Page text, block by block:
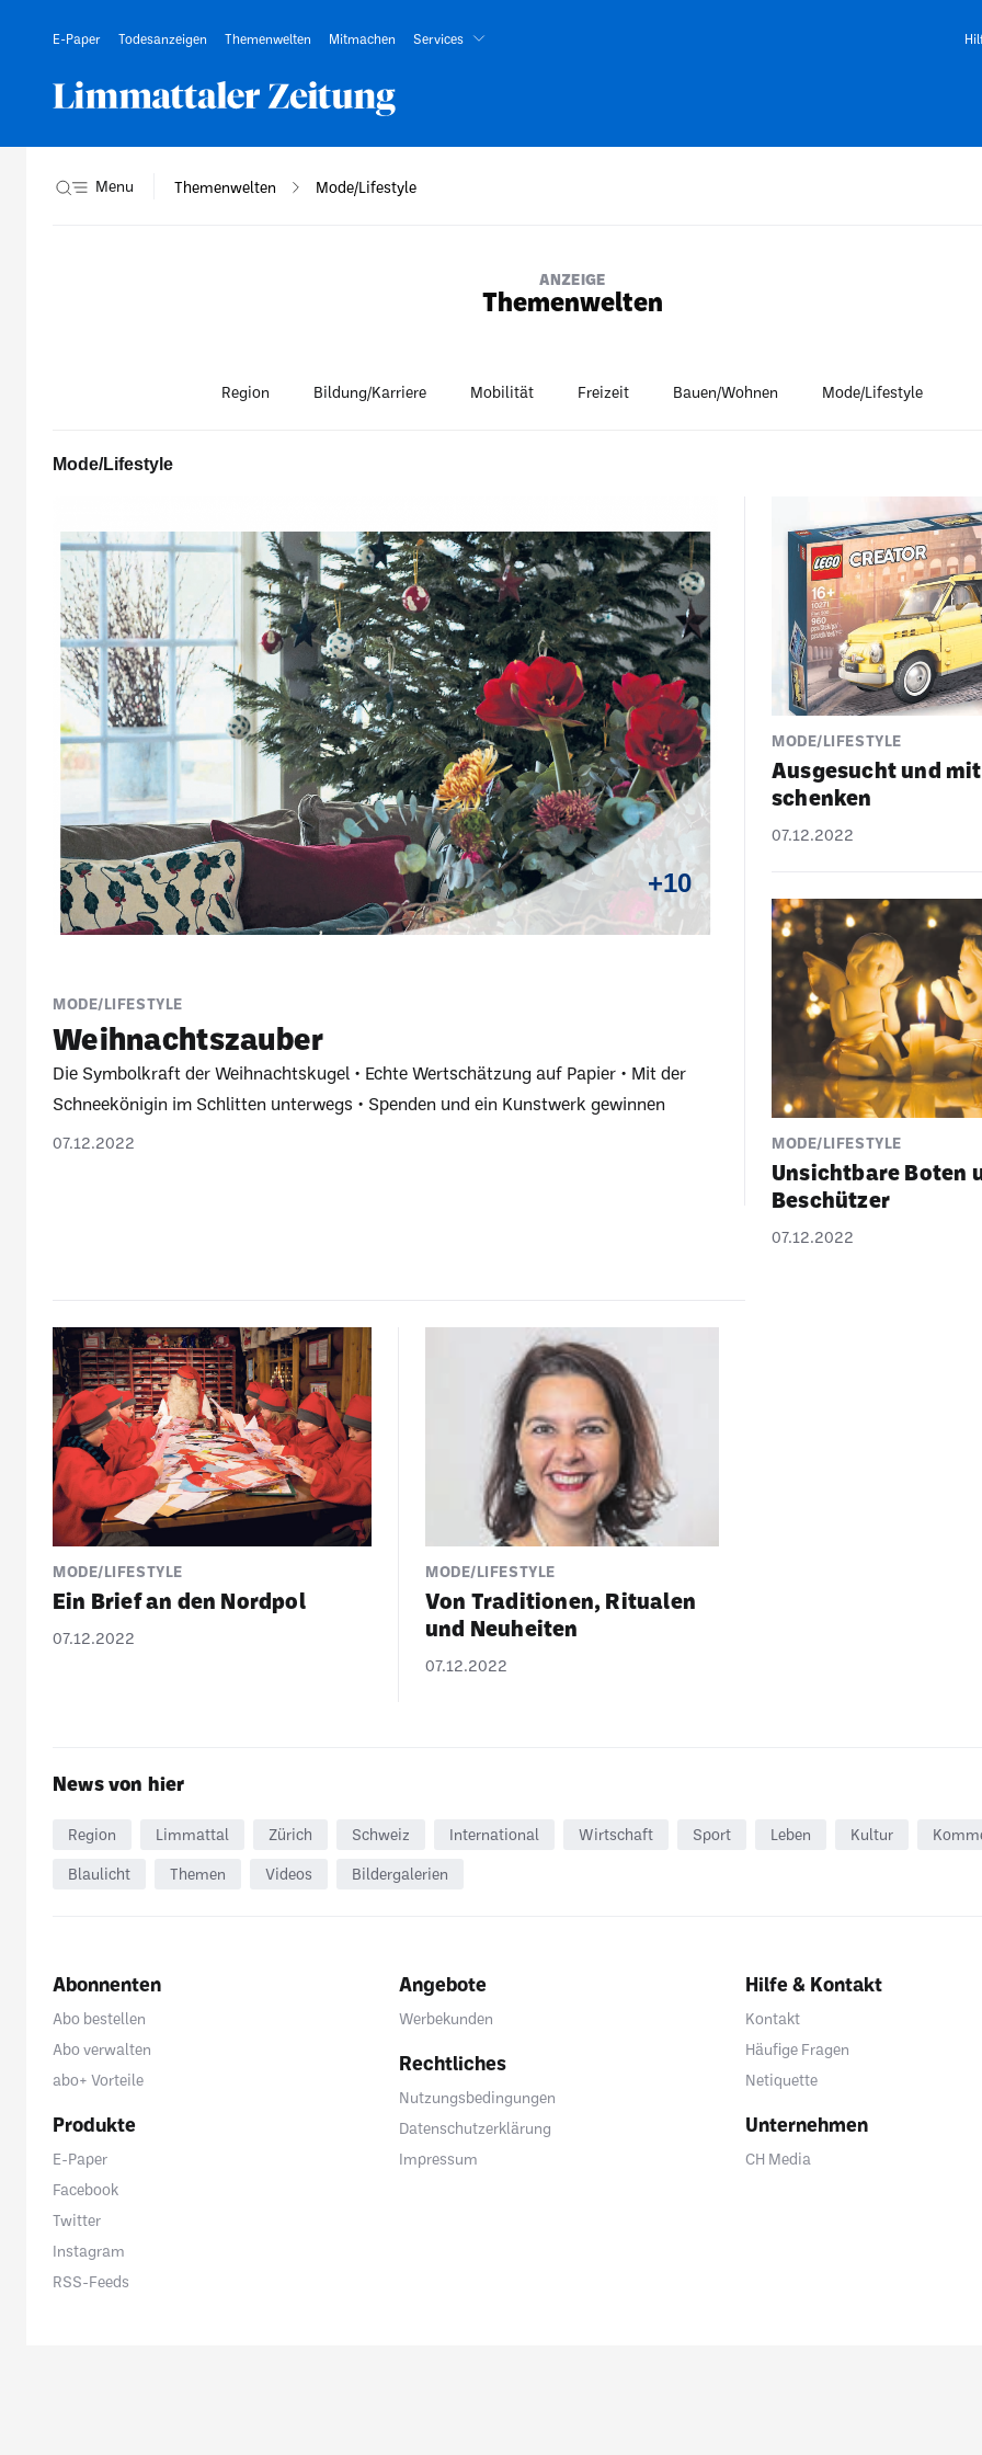
E-Paper Todesanzeigen Themenwelten Mitmachen Services
Menu Themenwelten Mode/Lifestyle
ANZEIGE
Themenwelten
Region Bildung/Karriere Mobilität Freizeit Bauen/Wohnen Mode/Lifestyle
Mode/Lifestyle
+10
MODE/LIFESTYLE
Weih­nachts­zauber
Die Symbol­kraft der Weih­nachts­kugel Echte Wert­schät­zung auf Papier
Mit der
Schnee­kö­nigin im Schlitten unter­wegs
Spenden und ein Kunst­werk gewinnen
07.12.2022
MODE/LIFESTYLE
Ausge­sucht und
schenken
07.12.2022
MODE/LIFESTYLE
Unsicht­bare Boten
Beschützer
07.12.2022
MODE/LIFESTYLE
Ein Brief an den Nordpol
07.12.2022
MODE/LIFESTYLE
Von Tradi­tionen, Ritualen
und Neuheiten
07.12.2022
News von hier
Region Limmattal Zürich Schweiz International Wirtschaft Sport Leben Kultur
Blaulicht Themen Videos Bildergalerien
Abonnenten
Abo bestellen
Abo verwalten
abo+ Vorteile
Produkte
E-Paper
Facebook
Twitter
Instagram
RSS-Feeds
Angebote
Werbekunden
Rechtliches
Nutzungsbedingungen
Datenschutzerklärung
Impressum
Hilfe & Kontakt
Kontakt
Häufige Fragen
Netiquette
Unternehmen
CH Media